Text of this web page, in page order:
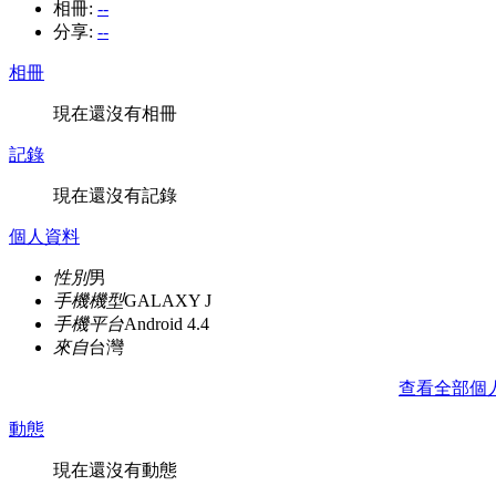
相冊: --
分享: --
相冊
現在還沒有相冊
記錄
現在還沒有記錄
個人資料
性別男
手機機型GALAXY J
手機平台Android 4.4
來自台灣
查看全部個
動態
現在還沒有動態